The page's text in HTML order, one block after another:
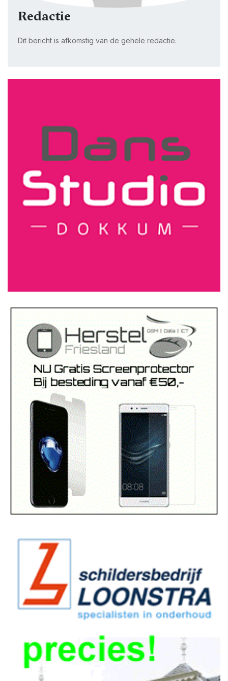
Redactie
Dit bericht is afkomstig van de gehele redactie.